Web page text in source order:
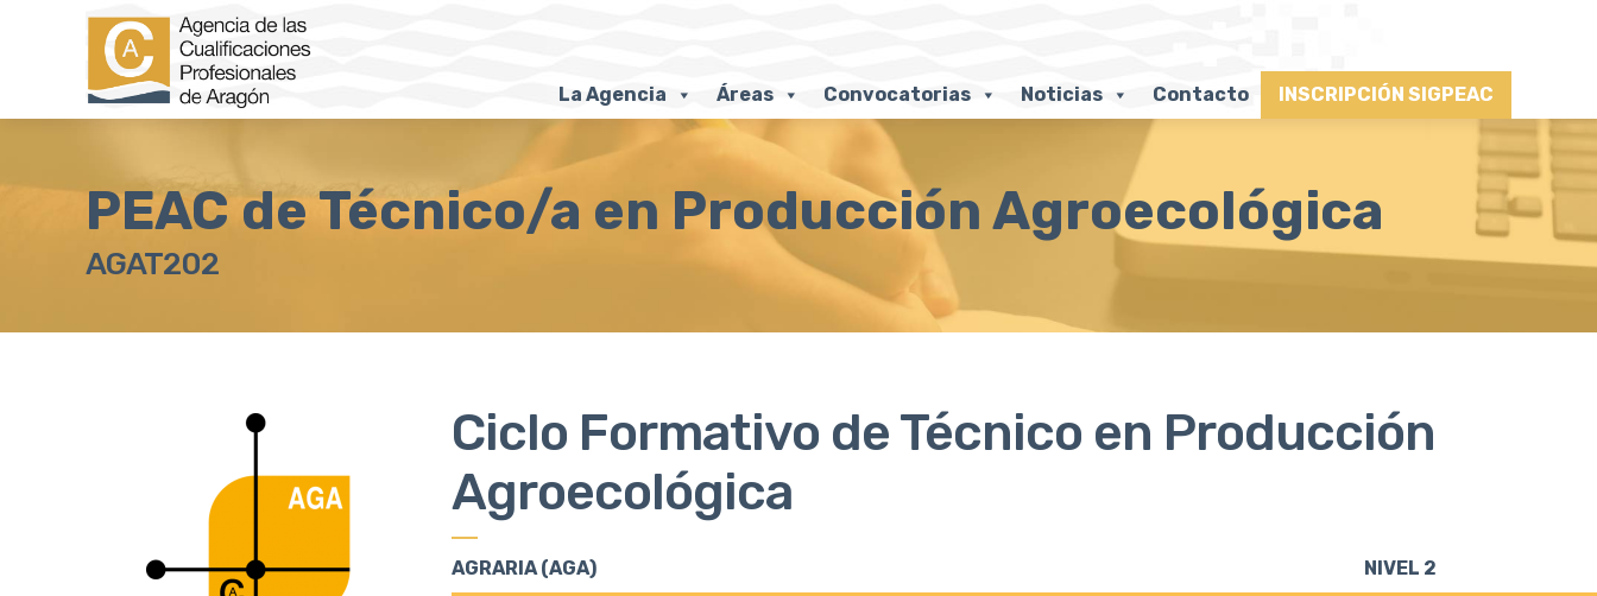
La Agencia Áreas Convocatorias Noticias Contacto INSCRIPCIÓN SIGPEAC
PEAC de Técnico/a en Producción Agroecológica
AGAT202
Ciclo Formativo de Técnico en Producción
Agroecológica
AGRARIA (AGA) NIVEL 2